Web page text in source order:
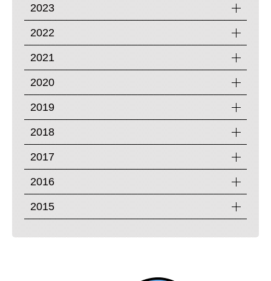
2023
2022
2021
2020
2019
2018
2017
2016
2015